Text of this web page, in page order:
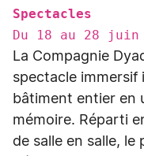
Spectacles
Du 18 au 28 juin
La Compagnie
spectacle immersif
bâtiment entier en
mémoire. Réparti
de salle en salle, le